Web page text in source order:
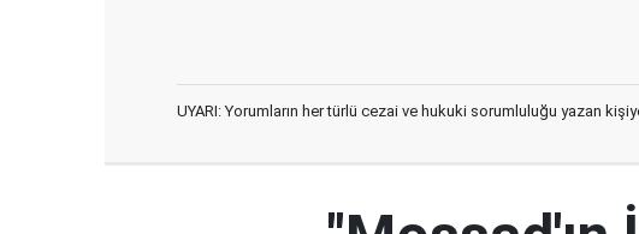
UYARI: Yorumların her türlü cezai ve hukuki sorumluluğu yazan